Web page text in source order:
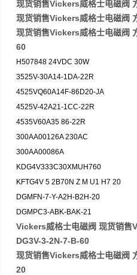
现货销售Vickers威格士电磁阀
现货销售Vickers威格士电磁阀
现货销售Vickers威格士电磁阀
60
H507848 24VDC 30W
3525V-30A14-1DA-22R
4525VQ60A14F-86D20-JA
4525V-42A21-1CC-22R
4535V60A35 86-22R
300AA00126A 230AC
300AA00086A
KDG4V333C30XMUH760
KFTG4V 5 2B70N Z M U1 H7 20
DGMFN-7-Y-A2H-B2H-20
DGMPC3-ABK-BAK-21
Vickers威格士电磁阀 现货销售
DG3V-3-2N-7-B-60
现货销售Vickers威格士电磁阀
20